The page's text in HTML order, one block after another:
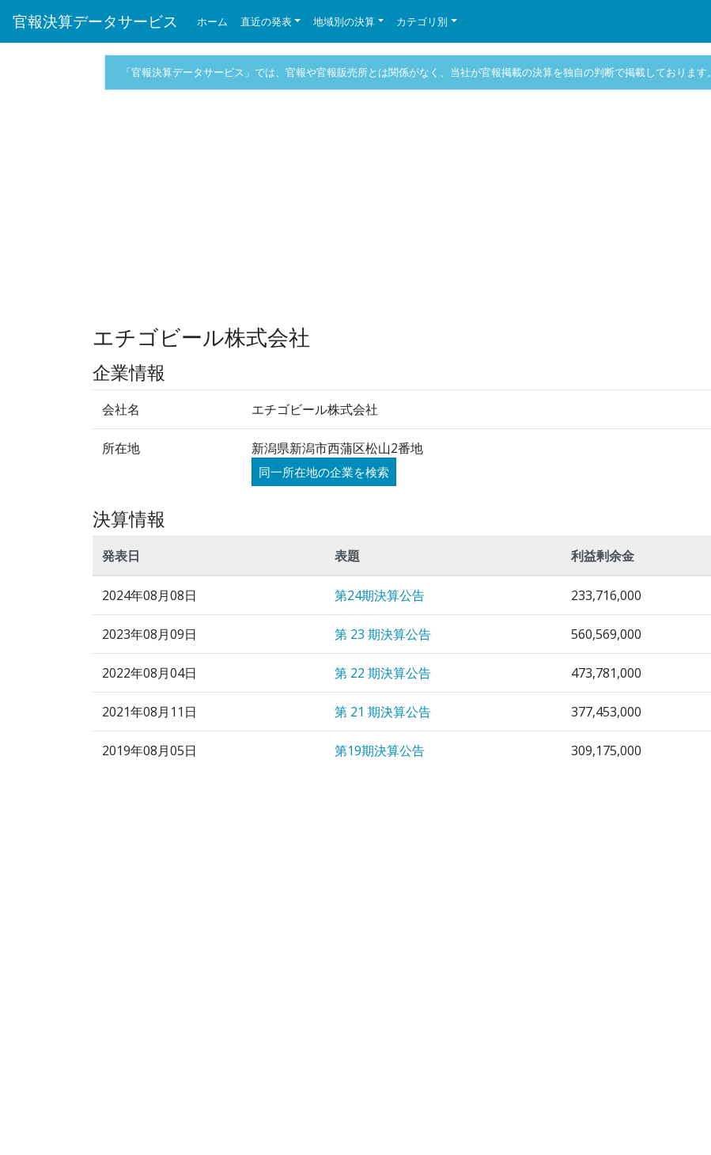
官報決算データサービス ホーム 直近の発表 地域別の決算 カテゴリ別
「官報決算データサービス」では、官報や官報販売所とは関係がなく、当社が官報掲載の決算を独自の判断で掲載しております。
エチゴビール株式会社
企業情報
会社名 エチゴビール株式会社
所在地 新潟県新潟市西蒲区松山2番地
同一所在地の企業を検索
決算情報
発表日 表題 利益剰余金
2024年08月08日 第24期決算公告 233,716,000
2023年08月09日 第 23 期決算公告 560,569,000
2022年08月04日 第 22 期決算公告 473,781,000
2021年08月11日 第 21 期決算公告 377,453,000
2019年08月05日 第19期決算公告 309,175,000